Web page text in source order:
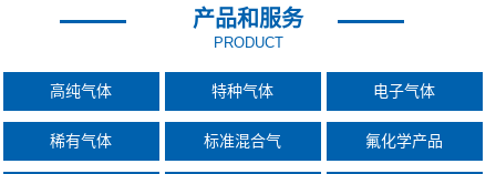
产品和服务
PRODUCT
高纯气体 特种气体 电子气体
稀有气体 标准混合气 氟化学产品